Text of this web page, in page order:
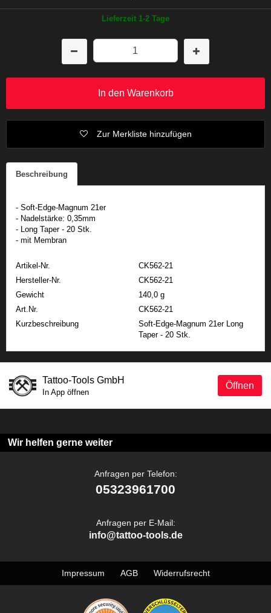
Lieferzeit 1-2 Tage
In den Warenkorb
Zur Merkliste hinzufügen
Beschreibung
- Soft-Edge-Magnum 21er
- Nadelstärke: 0,35mm
- Long Taper - 20 Stk.
- mit Membran
Artikel-Nr.
CK562-21
Hersteller-Nr.
CK562-21
Gewicht
140,0 g
Art.Nr.
CK562-21
Kurzbeschreibung
Soft-Edge-Magnum 21er Long
Taper - 20 Stk.
Öffnen
Tattoo-Tools GmbH
In App öffnen
Wir helfen gerne weiter
Anfragen per Telefon:
05323961700
Anfragen per E-Mail:
info@tattoo-tools.de
Impressum AGB Widerrufsrecht